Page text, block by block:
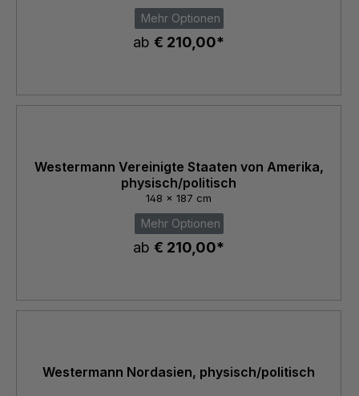
Mehr Optionen
ab € 210,00*
Westermann Vereinigte Staaten von Amerika,
physisch/politisch
148 x 187 cm
Mehr Optionen
ab € 210,00*
Westermann Nordasien, physisch/politisch